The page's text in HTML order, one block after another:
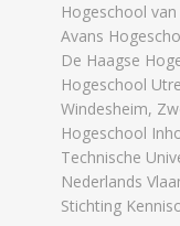
Hogeschool
Avans
De Haagse
Hogeschool
Windesheim,
Hogeschool
Technische
Nederlands
Stichting